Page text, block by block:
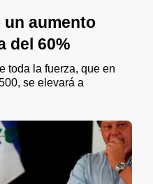
aumento
del 60%
toda la fuerza, que en
se elevará a